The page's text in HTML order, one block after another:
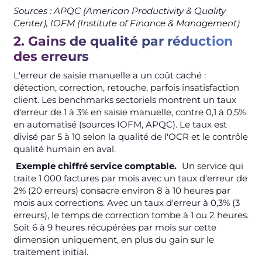
Sources : APQC (American Productivity & Quality
Center), IOFM (Institute of Finance & Management)
2. Gains de qualité par réduction
des erreurs
L'erreur de saisie manuelle a un coût caché :
détection, correction, retouche, parfois insatisfaction
client. Les benchmarks sectoriels montrent un taux
d'erreur de 1 à 3% en saisie manuelle, contre 0,1 à 0,5%
en automatisé (sources IOFM, APQC). Le taux est
divisé par 5 à 10 selon la qualité de l'OCR et le contrôle
qualité humain en aval.
Exemple chiffré service comptable. Un service qui
traite 1 000 factures par mois avec un taux d'erreur de
2% (20 erreurs) consacre environ 8 à 10 heures par
mois aux corrections. Avec un taux d'erreur à 0,3% (3
erreurs), le temps de correction tombe à 1 ou 2 heures.
Soit 6 à 9 heures récupérées par mois sur cette
dimension uniquement, en plus du gain sur le
traitement initial.